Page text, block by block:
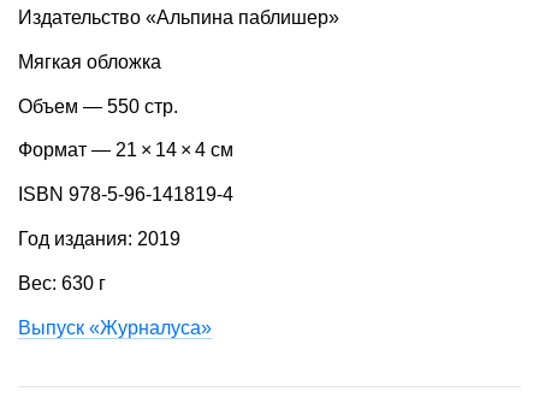
Издательство «Альпина паблишер»
Мягкая обложка
Объем — 550 стр.
Формат — 21 × 14 × 4 см
ISBN 978-5-96-141819-4
Год издания: 2019
Вес: 630 г
Выпуск «Журналуса»